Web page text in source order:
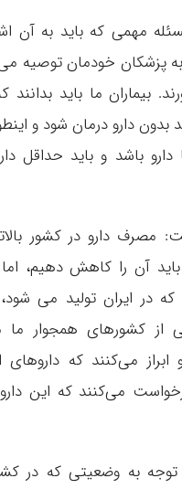
مهمی که باید به آن
پزشکان خودمان توصیه
بیماران ما باید
بدون دارو درمان شود و
باشد و باید حداقل
مصرف دارو در کشور
آن را کاهش دهیم،
در ایران تولید می
از کشورهای همجوار ما
می‌کنند که داروهای
می‌کنند که این
توجه به وضعیتی که در